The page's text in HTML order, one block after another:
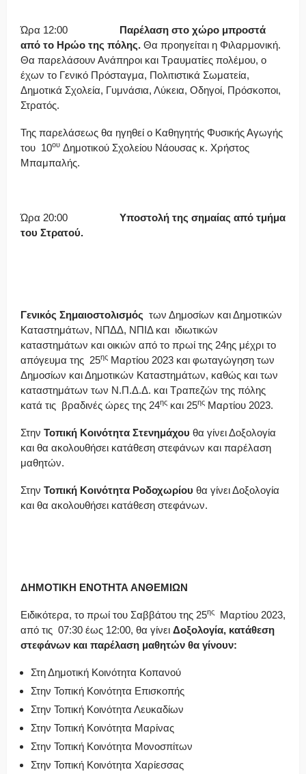
Ώρα 12:00 Παρέλαση στο χώρο μπροστά
από το Ηρώο της πόλης. Θα προηγείται η Φιλαρμονική.
Θα παρελάσουν Ανάπηροι και Τραυματίες πολέμου, ο
έχων το Γενικό Πρόσταγμα, Πολιτιστικά Σωματεία,
Δημοτικά Σχολεία, Γυμνάσια, Λύκεια, Οδηγοί, Πρόσκοποι,
Στρατός.
Της παρελάσεως θα ηγηθεί ο Καθηγητής Φυσικής Αγωγής
του 10ου Δημοτικού Σχολείου Νάουσας κ. Χρήστος
Μπαμπαλής.
Ώρα 20:00 Υποστολή της σημαίας από τμήμα
του Στρατού.
Γενικός Σημαιοστολισμός των Δημοσίων και Δημοτικών
Καταστημάτων, ΝΠΔΔ, ΝΠΙΔ και ιδιωτικών
καταστημάτων και οικιών από το πρωί της 24ης μέχρι το
απόγευμα της 25ης Mαρτίου 2023 και φωταγώγηση των
Δημοσίων και Δημοτικών Καταστημάτων, καθώς και των
καταστημάτων των Ν.Π.Δ.Δ. και Τραπεζών της πόλης
κατά τις βραδινές ώρες της 24ης και 25ης Μαρτίου 2023.
Στην Τοπική Κοινότητα Στενημάχου θα γίνει Δοξολογία
και θα ακολουθήσει κατάθεση στεφάνων και παρέλαση
μαθητών.
Στην Τοπική Κοινότητα Ροδοχωρίου θα γίνει Δοξολογία
και θα ακολουθήσει κατάθεση στεφάνων.
ΔΗΜΟΤΙΚΗ ΕΝΟΤΗΤΑ ΑΝΘΕΜΙΩΝ
Ειδικότερα, το πρωί του Σαββάτου της 25ης
Μαρτίου 2023,
από τις 07:30 έως 12:00, θα γίνει Δοξολογία, κατάθεση
στεφάνων και παρέλαση μαθητών θα γίνουν:
Στη Δημοτική Κοινότητα Κοπανού
Στην Τοπική Κοινότητα Επισκοπής
Στην Τοπική Κοινότητα Λευκαδίων
Στην Τοπική Κοινότητα Μαρίνας
Στην Τοπική Κοινότητα Μονοσπίτων
Στην Τοπική Κοινότητα Χαρίεσσας